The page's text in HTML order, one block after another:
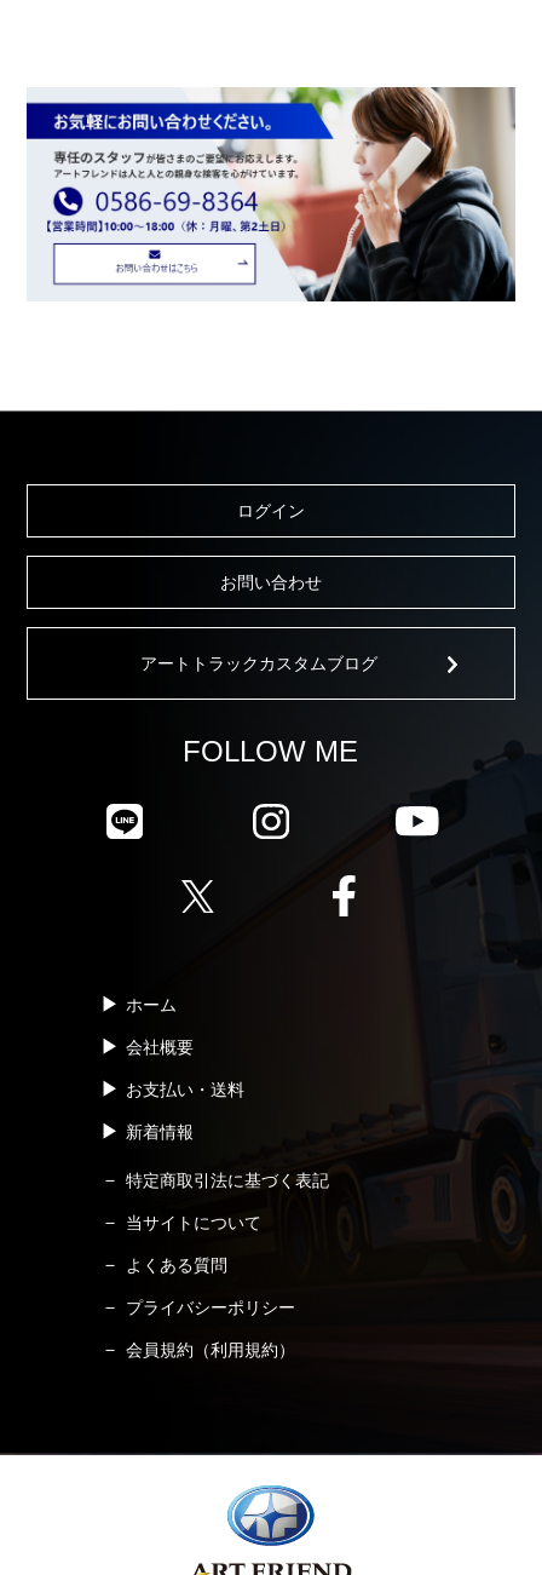
ログイン
お問い合わせ
アートトラックカスタムブログ
FOLLOW ME
ホーム
会社概要
お支払い・送料
新着情報
特定商取引法に基づく表記
当サイトについて
よくある質問
プライバシーポリシー
会員規約（利用規約）